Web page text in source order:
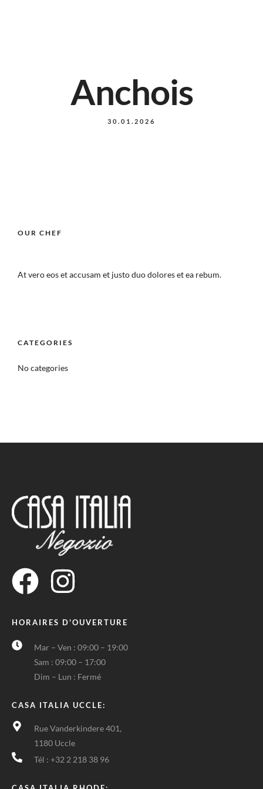
Anchois
30.01.2026
OUR CHEF
At vero eos et accusam et justo duo dolores et ea rebum.
CATEGORIES
No categories
HORAIRES D'OUVERTURE
Mar – Ven : 09:00 – 19:00
Sam : 09:00 – 17:00
Dim – Lun : Fermé
CASA ITALIA UCCLE:
Rue Vanderkindere 401,
1180 Uccle
Tél : +32 2 218 38 96